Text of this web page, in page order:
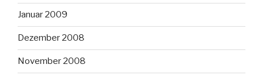
Januar 2009
Dezember 2008
November 2008